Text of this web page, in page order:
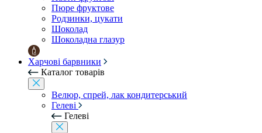
Пюре фруктове
Родзинки, цукати
Шоколад
Шоколадна глазур
Харчові барвники
Каталог товарів
Велюр, спрей, лак кондитерський
Гелеві
Гелеві